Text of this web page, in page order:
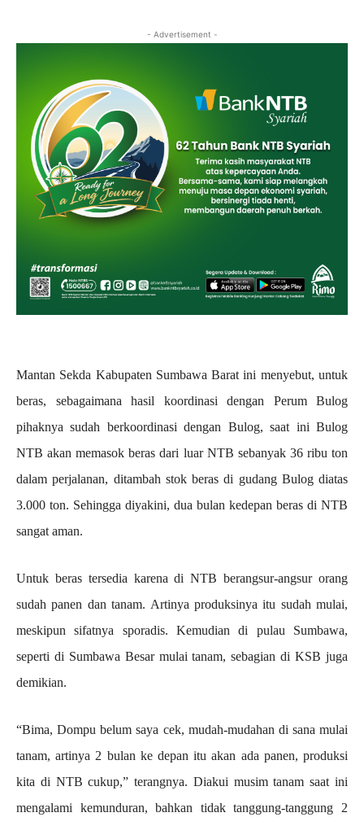
- Advertisement -
Mantan Sekda Kabupaten Sumbawa Barat ini menyebut, untuk
beras, sebagaimana hasil koordinasi dengan Perum Bulog
pihaknya sudah berkoordinasi dengan Bulog, saat ini Bulog
NTB akan memasok beras dari luar NTB sebanyak 36 ribu ton
dalam perjalanan, ditambah stok beras di gudang Bulog diatas
3.000 ton. Sehingga diyakini, dua bulan kedepan beras di NTB
sangat aman.
Untuk beras tersedia karena di NTB berangsur-angsur orang
sudah panen dan tanam. Artinya produksinya itu sudah mulai,
meskipun sifatnya sporadis. Kemudian di pulau Sumbawa,
seperti di Sumbawa Besar mulai tanam, sebagian di KSB juga
demikian.
“Bima, Dompu belum saya cek, mudah-mudahan di sana mulai
tanam, artinya 2 bulan ke depan itu akan ada panen, produksi
kita di NTB cukup,” terangnya. Diakui musim tanam saat ini
mengalami kemunduran, bahkan tidak tanggung-tanggung 2